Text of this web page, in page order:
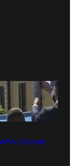
Otvoren